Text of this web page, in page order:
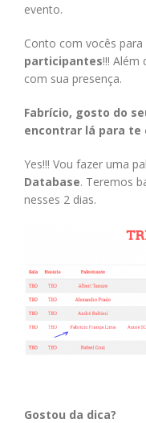
evento.
Conto com vocês
participantes!!! Além
com sua presença.
Fabrício, gosto do
encontrar lá para te
Yes!!! Vou fazer uma
Database. Teremos
nesses 2 dias.
Gostou da dica?